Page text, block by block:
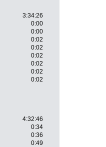
3:34:26
0:00
0:00
0:02
0:02
0:02
0:02
0:02
0:02
4:32:46
0:34
0:36
0:49